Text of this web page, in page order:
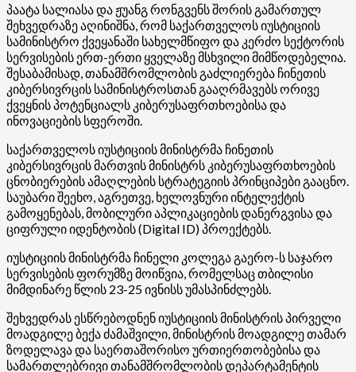
პაატა სალიასა და ჟუანგ რონგვენს შორის გამართულ
შეხვედრაზე აღინიშნა, რომ საქართველოს იუსტიციის
სამინისტრო ქვეყანაში სახელმწიფო და კერძო სექტორის
სერვისების ერთ-ერთი ყველაზე მსხვილი მიმწოდებელია.
შესაბამისად, თანამშრომლობის გაძლიერება ჩინეთის
კიბერსივრცის სამინისტროსთან გააღრმავებს ორივე
ქვეყნის პოტენციალს კიბერუსაფრთხოებისა და
ინოვაციების სფეროში.
საქართველოს იუსტიციის მინისტრმა ჩინეთის
კიბერსივრცის მართვის მინისტრს კიბერუსაფრთხოების
ცნობიერების ამაღლების სტრატეგიის პრინციპები გააცნო.
საუბარი შეეხო, აგრეთვე, ხელოვნური ინტელექტის
გამოყენებას, მობილური აპლიკაციების დანერგვისა და
ციფრული იდენტობის (Digital ID) პროექტებს.
იუსტიციის მინისტრმა ჩინელი კოლეგა გაერო-ს საჯარო
სერვისების ფორუმზე მოიწვია, რომელსაც თბილისი
მიმდინარე წლის 23-25 ივნისს უმასპინძლებს.
შეხვედრას ესწრებოდნენ იუსტიციის მინისტრის პირველი
მოადგილე ბექა ძამაშვილი, მინისტრის მოადგილე თამარ
ზოდელავა და საერთაშორისო ურთიერთობებისა და
სამართლებრივი თანამშრომლობის დეპარტამენტის